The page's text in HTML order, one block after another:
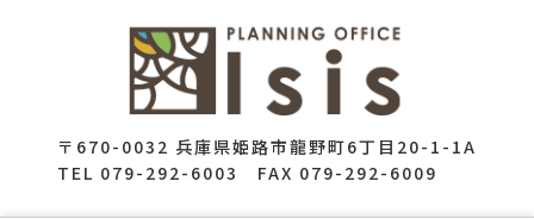
〒670-0032 兵庫県姫路市龍野町6丁目20-1-1A
TEL 079-292-6003 FAX 079-292-6009